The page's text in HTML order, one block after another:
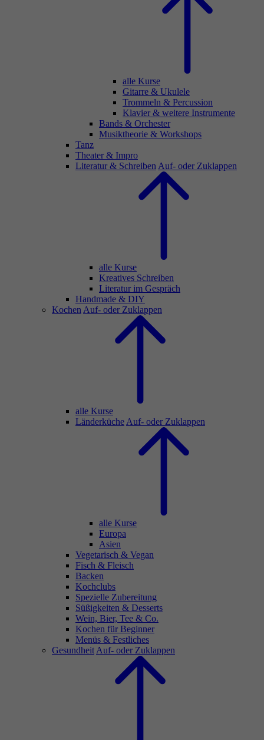
alle Kurse
Gitarre & Ukulele
Trommeln & Percussion
Klavier & weitere Instrumente
Bands & Orchester
Musiktheorie & Workshops
Tanz
Theater & Impro
Literatur & Schreiben Auf- oder Zuklappen
alle Kurse
Kreatives Schreiben
Literatur im Gespräch
Handmade & DIY
Kochen Auf- oder Zuklappen
alle Kurse
Länderküche Auf- oder Zuklappen
alle Kurse
Europa
Asien
Vegetarisch & Vegan
Fisch & Fleisch
Backen
Kochclubs
Spezielle Zubereitung
Süßigkeiten & Desserts
Wein, Bier, Tee & Co.
Kochen für Beginner
Menüs & Festliches
Gesundheit Auf- oder Zuklappen